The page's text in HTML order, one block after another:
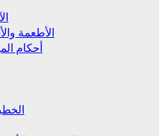
الأطعمة
أحكام